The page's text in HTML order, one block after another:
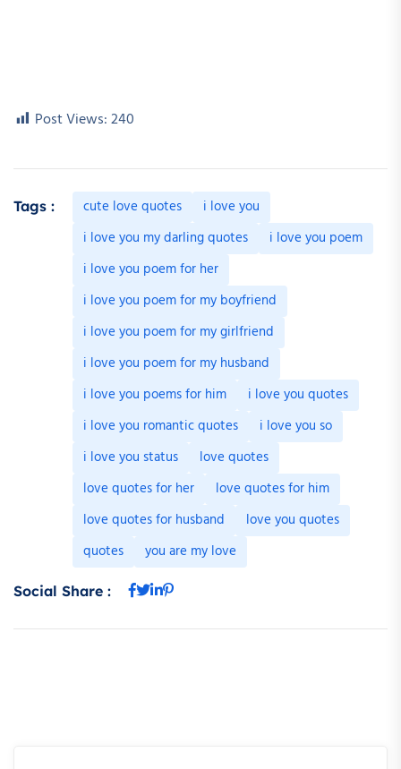
Post Views:240
Tags : cute love quotes
i love you
i love you my darling quotes
i love you poem
i love you poem for her
i love you poem for my boyfriend
i love you poem for my girlfriend
i love you poem for my husband
i love you poems for him
i love you quotes
i love you romantic quotes
i love you so
i love you status
love quotes
love quotes for her
love quotes for him
love quotes for husband
love you quotes
quotes
you are my love
Social Share :